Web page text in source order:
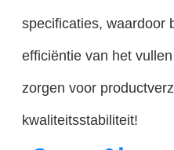
specificaties, waardoor
efficiëntie van het
zorgen voor
kwaliteitsstabiliteit!